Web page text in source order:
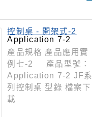
控制桌 - 開架式-2
Application 7-2
產品規格 產品應用實
例七-2 產品型號：
Application 7-2 JF系
列控制桌 型錄 檔案下
載